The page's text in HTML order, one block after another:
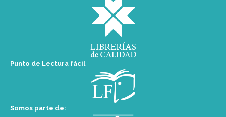
Punto de Lectura fácil
Somos parte de: